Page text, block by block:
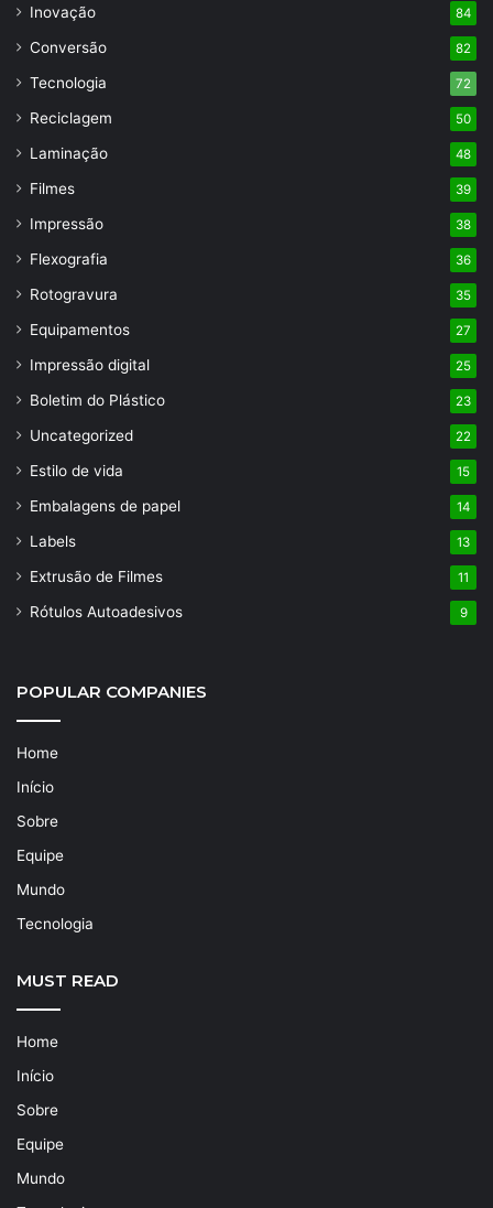
Inovação 84
Conversão 82
Tecnologia 72
Reciclagem 50
Laminação 48
Filmes 39
Impressão 38
Flexografia 36
Rotogravura 35
Equipamentos 27
Impressão digital 25
Boletim do Plástico 23
Uncategorized 22
Estilo de vida 15
Embalagens de papel 14
Labels 13
Extrusão de Filmes 11
Rótulos Autoadesivos 9
POPULAR COMPANIES
Home
Início
Sobre
Equipe
Mundo
Tecnologia
MUST READ
Home
Início
Sobre
Equipe
Mundo